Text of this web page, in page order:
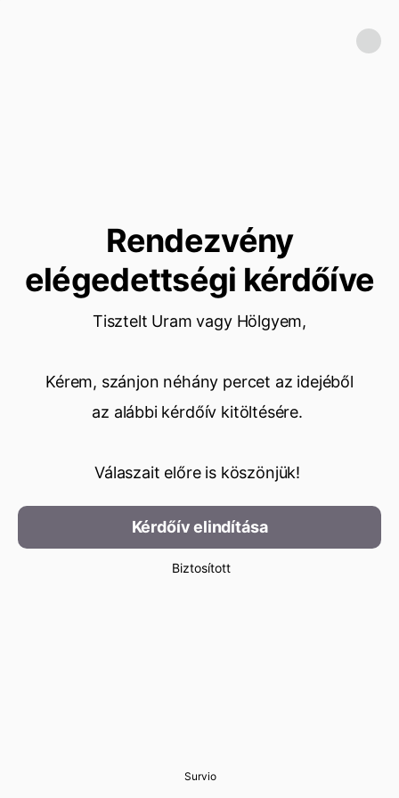
Rendezvény
elégedettségi kérdőíve
Tisztelt Uram vagy Hölgyem,
Kérem, szánjon néhány percet az idejéből
az alábbi kérdőív kitöltésére.
Válaszait előre is köszönjük!
Kérdőív elindítása
Biztosított
Survio